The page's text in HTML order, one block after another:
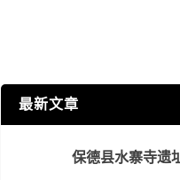
最新文章